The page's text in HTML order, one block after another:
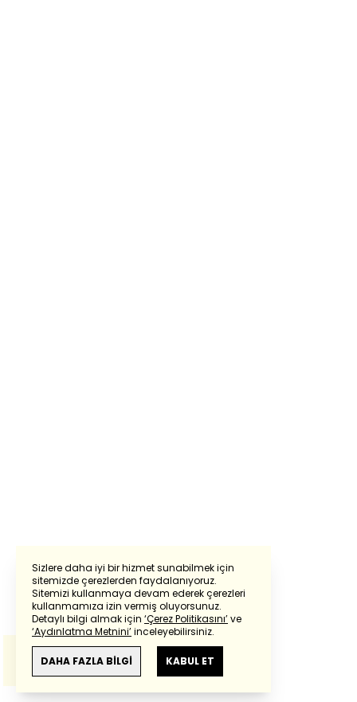
Sizlere daha iyi bir hizmet sunabilmek için
sitemizde çerezlerden faydalanıyoruz.
Sitemizi kullanmaya devam ederek çerezleri
kullanmamıza izin vermiş oluyorsunuz.
Detaylı bilgi almak için ‘Çerez Politikasını’ve
‘Aydınlatma Metnini’inceleyebilirsiniz.
DAHA FAZLA BİLGİ KABUL ET
Powered by Translate
Bu çevirideGoogle Transletekullanılmıştır.
Anlam ve çeviri hatalarından
haberturk.com
sorumlu değildir.